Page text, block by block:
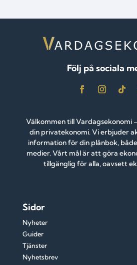
Följ på sociala
Välkommen till Vardagsekonomi
din privatekonomi. Vi erbjuder
information för din plånbok,
medier. Vårt mål är att göra
tillgänglig för alla, oavsett
Sidor
Nyheter
Guider
Tjänster
Nyhetsbrev